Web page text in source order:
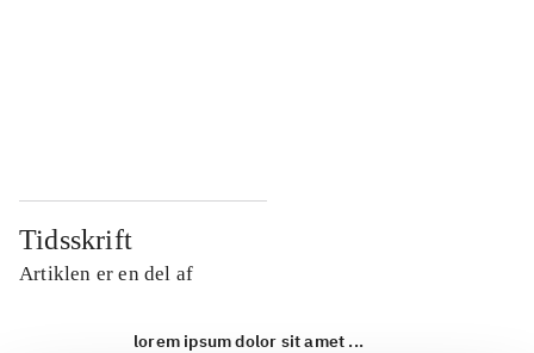
Tidsskrift
Artiklen er en del af
lorem ipsum dolor sit amet ...